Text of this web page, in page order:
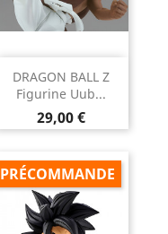
DRAGON BALL Z
Figurine Uub...
Prix
29,00 €
PRÉCOMMANDE